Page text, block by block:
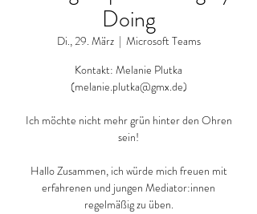
Doing
Di., 29. März
  |
Microsoft Teams
Kontakt: Melanie Plutka
(melanie.plutka@gmx.de)
Ich möchte nicht mehr grün hinter den Ohren
sein!
Hallo Zusammen, ich würde mich freuen mit
erfahrenen und jungen Mediator:innen
regelmäßig zu üben.